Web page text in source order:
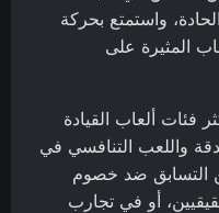
واستمتع بحركة
المثيرة على
فئات ألعاب القيادة
واللعب التنافسي في
التسابق ضد خصوم
أو في تجارب